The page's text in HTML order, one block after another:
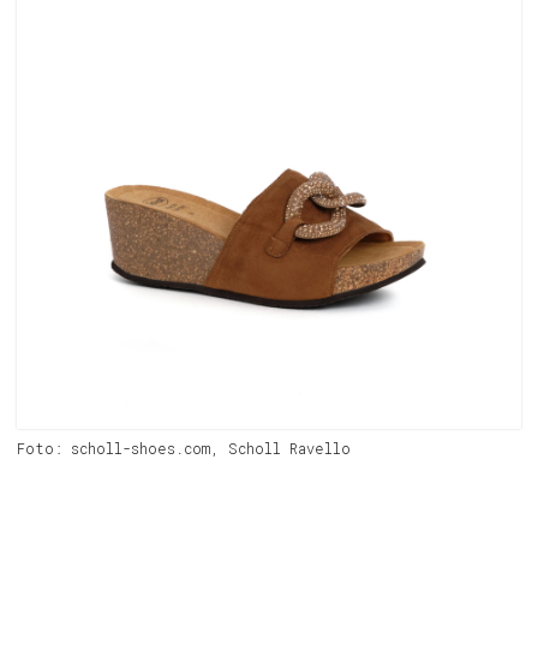
Foto: scholl-shoes.com, Scholl Ravello